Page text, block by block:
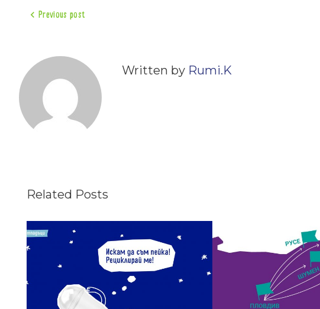
Навигация
Previous post
Written by Rumi.k
Related Posts